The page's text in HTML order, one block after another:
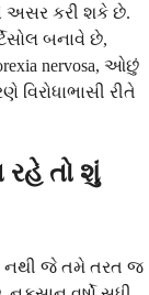
અસર કરી શકે છે.
બનાવે છે,
nervosa, ઓછું
વિરોધાભાસી રીતે
રહે તો શું
નથી જે તમે તરત જ